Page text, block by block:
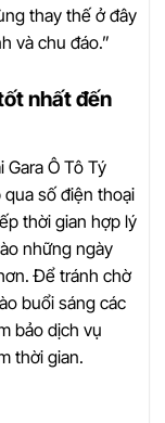
thay thế ở đây
và chu đáo.”
nhất đến
Ô Tô Tý
số điện thoại
thời gian hợp lý
những ngày
Để tránh chờ
buổi sáng các
bảo dịch vụ
thời gian.